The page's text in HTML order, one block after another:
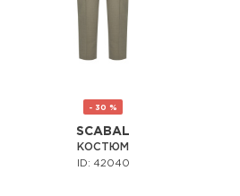
- 30 %
SCABAL
КОСТЮМ
ID: 42040